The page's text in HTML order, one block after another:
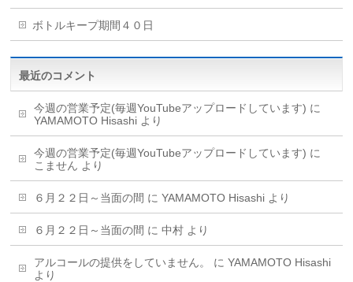
ボトルキープ期間４０日
最近のコメント
今週の営業予定(毎週YouTubeアップロードしています) に
YAMAMOTO Hisashi より
今週の営業予定(毎週YouTubeアップロードしています) に
こません より
６月２２日～当面の間 にYAMAMOTO Hisashi より
６月２２日～当面の間 に中村 より
アルコールの提供をしていません。 にYAMAMOTO Hisashi
より